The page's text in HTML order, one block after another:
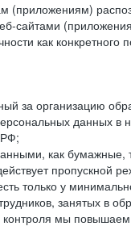
сайтами
как конкретного
за организацию
данных
РФ;
как
пропускной
только у
занятых в
мы повышаем